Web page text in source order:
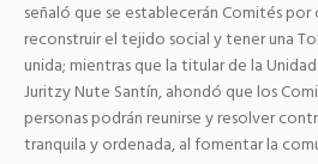
señaló que se establecerán Comités
reconstruir el tejido social y tener una
unida; mientras que la titular de la
Juritzy Nute Santín, ahondó que los
personas podrán reunirse y resolver
tranquila y ordenada, al fomentar la